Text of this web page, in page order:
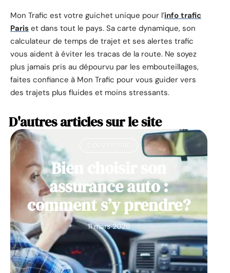
Mon Trafic est votre guichet unique pour l’info trafic
Paris et dans tout le pays. Sa carte dynamique, son
calculateur de temps de trajet et ses alertes trafic
vous aident à éviter les tracas de la route. Ne soyez
plus jamais pris au dépourvu par les embouteillages,
faites confiance à Mon Trafic pour vous guider vers
des trajets plus fluides et moins stressants.
D'autres articles sur le site
Bien choisir son
assurance auto :
comment s’y prendre?
11 mars 2026